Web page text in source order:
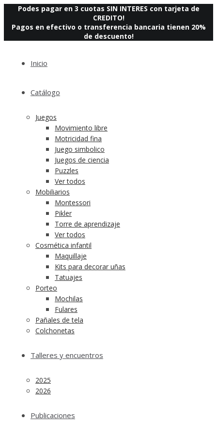
Podes pagar en 3 cuotas SIN INTERES con tarjeta de
CREDITO!
Pagos en efectivo o transferencia bancaria tienen 20%
de descuento!
Inicio
Catálogo
Juegos
Movimiento libre
Motricidad fina
Juego simbolico
Juegos de ciencia
Puzzles
Ver todos
Mobiliarios
Montessori
Pikler
Torre de aprendizaje
Ver todos
Cosmética infantil
Maquillaje
Kits para decorar uñas
Tatuajes
Porteo
Mochilas
Fulares
Pañales de tela
Colchonetas
Talleres y encuentros
2025
2026
Publicaciones